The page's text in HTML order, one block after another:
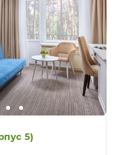
5)